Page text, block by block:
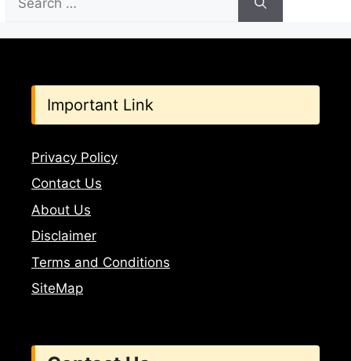
for:
Important Link
Privacy Policy
Contact Us
About Us
Disclaimer
Terms and Conditions
SiteMap